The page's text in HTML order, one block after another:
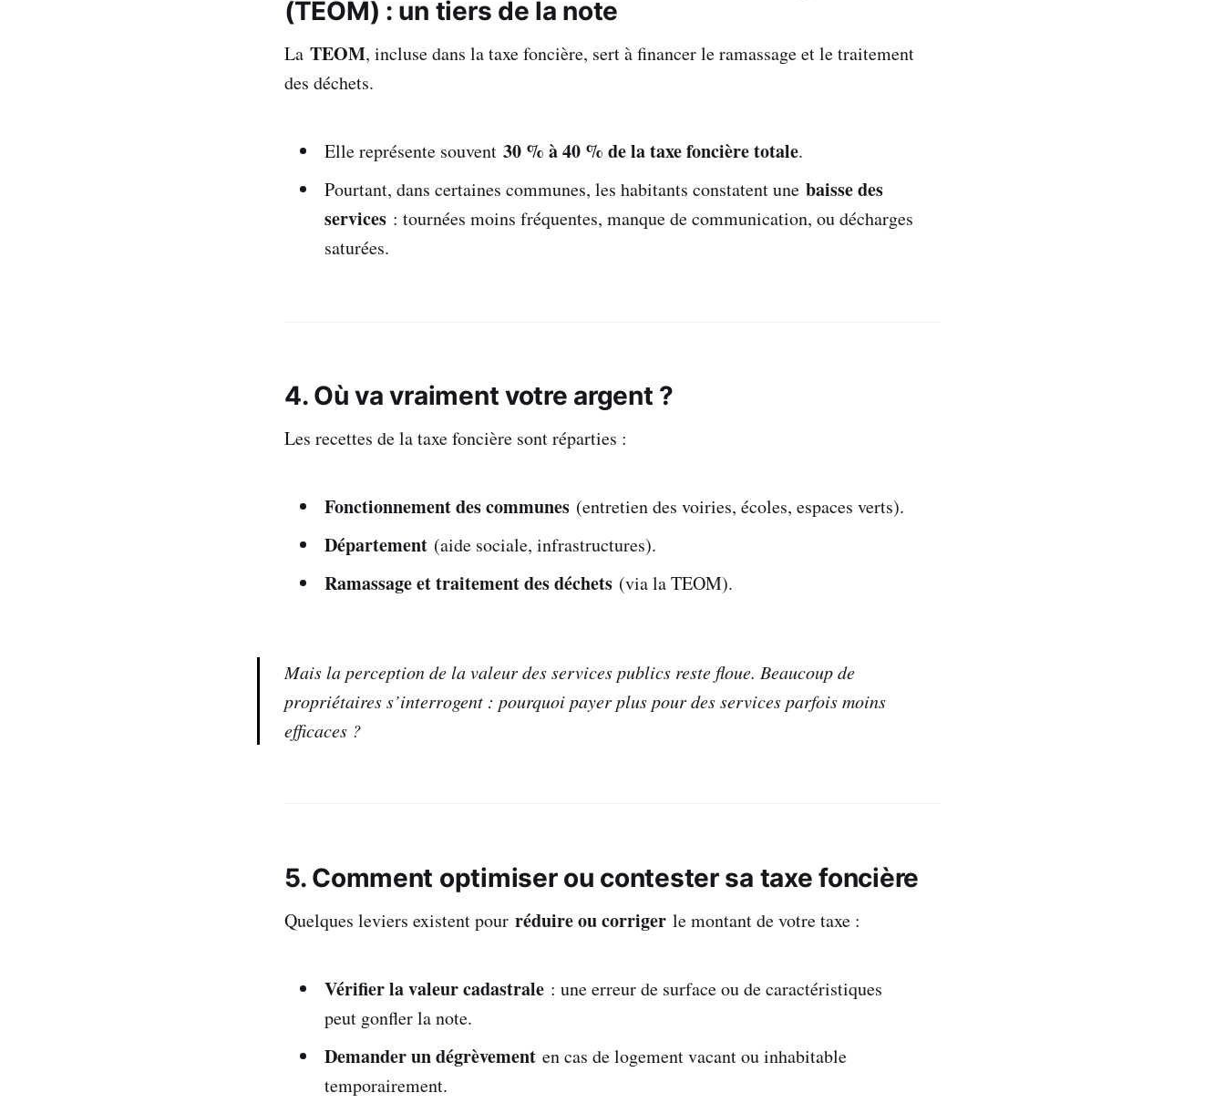
(TEOM) : un tiers de la note
La TEOM, incluse dans la taxe foncière, sert à financer le ramassage et le traitement
des déchets.
Elle représente souvent 30 % à 40 % de la taxe foncière totale.
Pourtant, dans certaines communes, les habitants constatent une baisse des
services : tournées moins fréquentes, manque de communication, ou décharges
saturées.
4. Où va vraiment votre argent ?
Les recettes de la taxe foncière sont réparties :
Fonctionnement des communes (entretien des voiries, écoles, espaces verts).
Département (aide sociale, infrastructures).
Ramassage et traitement des déchets (via la TEOM).
Mais la perception de la valeur des services publics reste floue. Beaucoup de
propriétaires s’interrogent : pourquoi payer plus pour des services parfois moins
efficaces ?
5. Comment optimiser ou contester sa taxe foncière
Quelques leviers existent pour réduire ou corriger le montant de votre taxe :
Vérifier la valeur cadastrale : une erreur de surface ou de caractéristiques
peut gonfler la note.
Demander un dégrèvement en cas de logement vacant ou inhabitable
temporairement.